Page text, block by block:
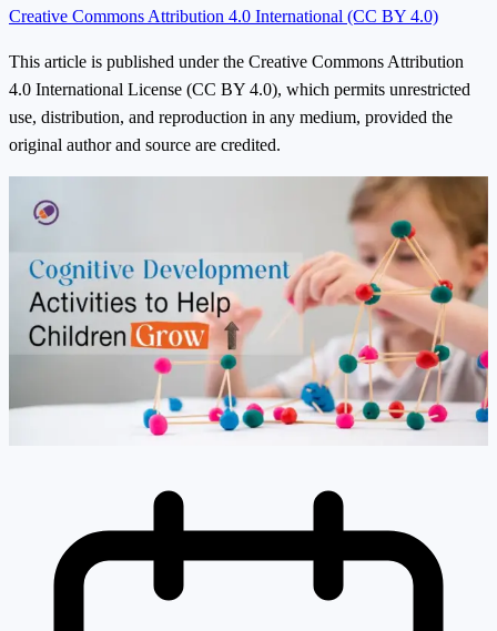
Creative Commons Attribution 4.0 International (CC BY 4.0)
This article is published under the Creative Commons Attribution
4.0 International License (CC BY 4.0), which permits unrestricted
use, distribution, and reproduction in any medium, provided the
original author and source are credited.